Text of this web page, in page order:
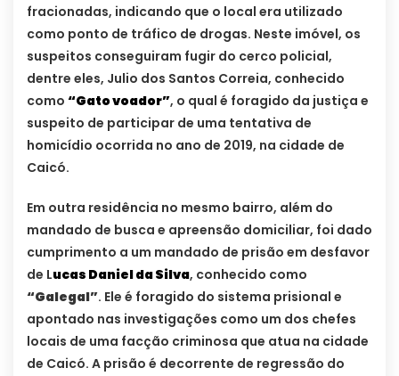
fracionadas, indicando que o local era utilizado
como ponto de tráfico de drogas. Neste imóvel, os
suspeitos conseguiram fugir do cerco policial,
dentre eles, Julio dos Santos Correia, conhecido
como “Gato voador”, o qual é foragido da justiça e
suspeito de participar de uma tentativa de
homicídio ocorrida no ano de 2019, na cidade de
Caicó.
Em outra residência no mesmo bairro, além do
mandado de busca e apreensão domiciliar, foi dado
cumprimento a um mandado de prisão em desfavor
de Lucas Daniel da Silva, conhecido como
“Galegal”. Ele é foragido do sistema prisional e
apontado nas investigações como um dos chefes
locais de uma facção criminosa que atua na cidade
de Caicó. A prisão é decorrente de regressão do